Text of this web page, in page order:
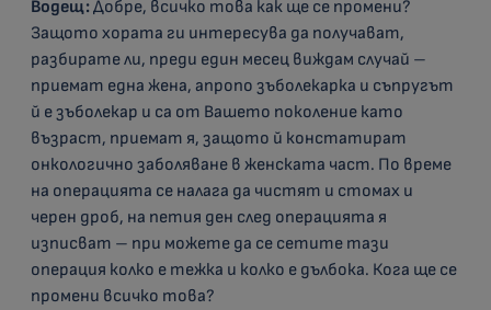
Водещ:Добре, всичко това как ще се промени?
Защото хората ги интересува да получават,
разбирате ли, преди един месец виждам случай –
приемат една жена, апропо зъболекарка и съпругът
й е зъболекар и са от Вашето поколение като
възраст, приемат я, защото й констатират
онкологично заболяване в женската част. По време
на операцията се налага да чистят и стомах и
черен дроб, на петия ден след операцията я
изписват – при можете да се сетите тази
операция колко е тежка и колко е дълбока. Кога ще се
промени всичко това?